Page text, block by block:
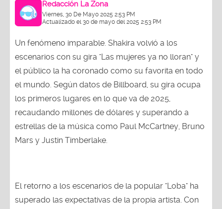
Viernes, 30 De Mayo 2025 2:53 PM
Actualizado el 30 de mayo del 2025 2:53 PM
escenarios con su gira "Las mujeres ya no lloran" y
el público la ha coronado como su favorita en todo
el mundo. Según datos de Billboard, su gira ocupa
los primeros lugares en lo que va de 2025,
recaudando millones de dólares y superando a
estrellas de la música como Paul McCartney, Bruno
Mars y Justin Timberlake.
superado las expectativas de la propia artista. Con
21 conciertos en América Latina y México, la